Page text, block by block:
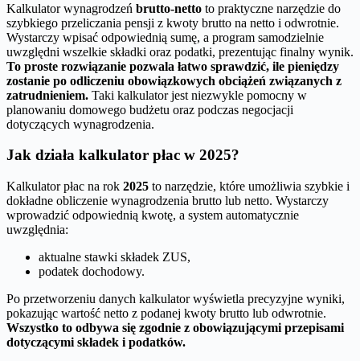
Kalkulator wynagrodzeń brutto-netto to praktyczne narzędzie do
szybkiego przeliczania pensji z kwoty brutto na netto i odwrotnie.
Wystarczy wpisać odpowiednią sumę, a program samodzielnie
uwzględni wszelkie składki oraz podatki, prezentując finalny wynik.
To proste rozwiązanie pozwala łatwo sprawdzić, ile pieniędzy
zostanie po odliczeniu obowiązkowych obciążeń związanych z
zatrudnieniem. Taki kalkulator jest niezwykle pomocny w
planowaniu domowego budżetu oraz podczas negocjacji
dotyczących wynagrodzenia.
Jak działa kalkulator płac w 2025?
Kalkulator płac na rok 2025 to narzędzie, które umożliwia szybkie i
dokładne obliczenie wynagrodzenia brutto lub netto. Wystarczy
wprowadzić odpowiednią kwotę, a system automatycznie
uwzględnia:
aktualne stawki składek ZUS,
podatek dochodowy.
Po przetworzeniu danych kalkulator wyświetla precyzyjne wyniki,
pokazując wartość netto z podanej kwoty brutto lub odwrotnie.
Wszystko to odbywa się zgodnie z obowiązującymi przepisami
dotyczącymi składek i podatków.